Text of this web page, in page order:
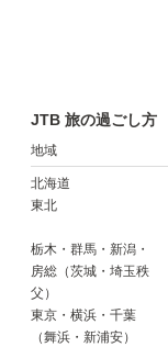
JTB 旅の過ごし方
地域
北海道
東北
栃木・群馬・新潟・
房総（茨城・埼玉秩
父）
東京・横浜・千葉
（舞浜・新浦安）